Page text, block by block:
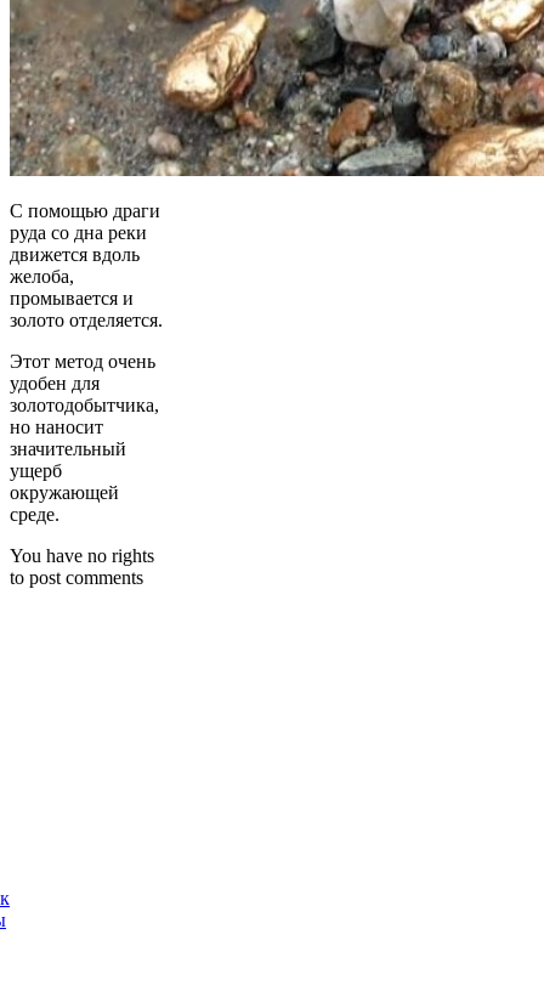
С помощью драги
руда со дна реки
движется вдоль
желоба,
промывается и
золото отделяется.
Этот метод очень
удобен для
золотодобытчика,
но наносит
значительный
ущерб
окружающей
среде.
You have no rights
to post comments